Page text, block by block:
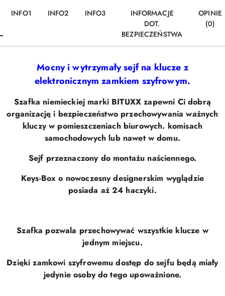
INFO1 INFO2 INFO3
INFORMACJE
DOT.
BEZPIECZEŃSTWA
OPINIE
(0)
Mocny i wytrzymały sejf na klucze z
elektronicznym zamkiem szyfrowym.
Szafka niemieckiej marki BITUXX zapewni Ci dobrą
organizację i bezpieczeństwo przechowywania ważnych
kluczy w pomieszczeniach biurowych. komisach
samochodowych lub nawet w domu.
Sejf przeznaczony do montażu naściennego.
Keys-Box o nowoczesny designerskim wyglądzie
posiada aż 24 haczyki.
Szafka pozwala przechowywać wszystkie klucze w
jednym miejscu.
Dzięki zamkowi szyfrowemu dostęp do sejfu będą miały
jedynie osoby do tego upoważnione.